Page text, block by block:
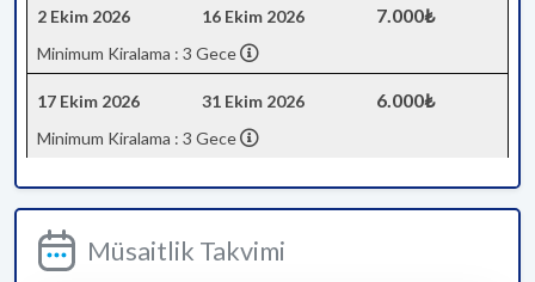
2 Ekim 2026 16 Ekim 2026 7.000₺
Minimum Kiralama : 3 Gece
17 Ekim 2026 31 Ekim 2026 6.000₺
Minimum Kiralama : 3 Gece
Müsaitlik Takvimi